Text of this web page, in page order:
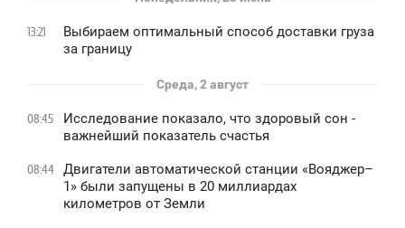
13:21
Выбираем оптимальный способ доставки груза
за границу
Среда, 2 август
08:45
Исследование показало, что здоровый сон -
важнейший показатель счастья
08:44
Двигатели автоматической станции «Вояджер–
1» были запущены в 20 миллиардах
километров от Земли